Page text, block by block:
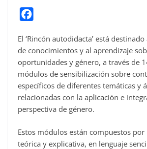
c
e
o
o
k
El ‘Rincón autodidacta’ está
de conocimientos y al aprendizaje
oportunidades y género, a través de
módulos de sensibilización sobre
específicos de diferentes temáticas y
relacionadas con la aplicación e
perspectiva de género.
Estos módulos están compuestos
teórica y explicativa, en lenguaje